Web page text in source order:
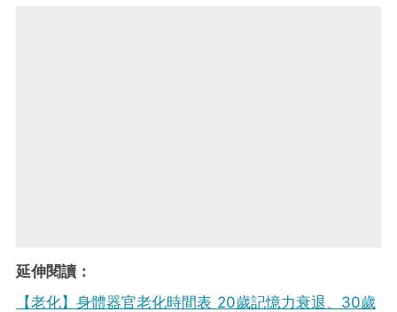
延伸閱讀：
【老化】身體器官老化時間表 20歲記憶力衰退、30歲